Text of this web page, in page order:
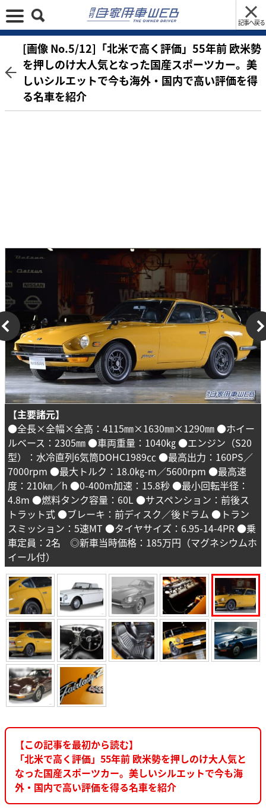
記事へ戻る
[画像 No.5/12]「北米で高く評価」55年前 欧米勢
を押しのけ大人気となった国産スポーツカー。美
しいシルエットで今も海外・国内で高い評価を得
る名車を紹介
【主要諸元】
●全長×全幅×全高：4115㎜×1630㎜×1290㎜ ●ホイー
ルベース：2305㎜ ●車両重量：1040㎏ ●エンジン（S20
型）：水冷直列6気筒DOHC1989㏄ ●最高出力：160PS／
7000rpm ●最大トルク：18.0㎏-m／5600rpm ●最高速
度：210㎞／h ●0-400m加速：15.8秒 ●最小回転半径：
4.8m ●燃料タンク容量：60L ●サスペンション：前後ス
トラット式 ●ブレーキ：前ディスク／後ドラム ●トラン
スミッション：5速MT ●タイヤサイズ：6.95-14-4PR ●乗
車定員：2名 ◎新車当時価格：185万円（マグネシウムホ
イール付）
【この記事を最初から読む】
「北米で高く評価」55年前 欧米勢を押しのけ大人気と
なった国産スポーツカー。美しいシルエットで今も海
外・国内で高い評価を得る名車を紹介